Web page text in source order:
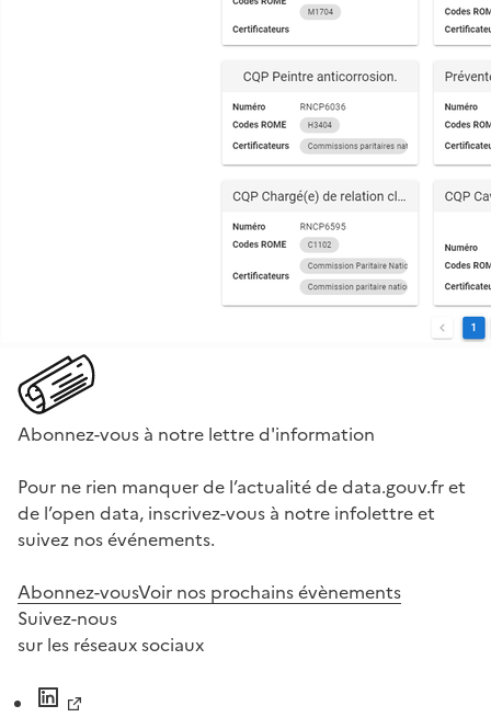
Abonnez-vous à notre lettre d'information
Pour ne rien manquer de l’actualité de data.gouv.fr et
de l’open data, inscrivez-vous à notre infolettre et
suivez nos événements.
Abonnez-vousVoir nos prochains évènements
Suivez-nous
sur les réseaux sociaux